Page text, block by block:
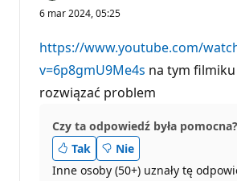
6 mar 2024, 05:25
https://www.youtube.com/
v=6p8gmU9Me4s na tym
rozwiązać problem
Czy ta odpowiedź była pomocna?
Tak
Nie
Inne osoby (50+) uznały tę